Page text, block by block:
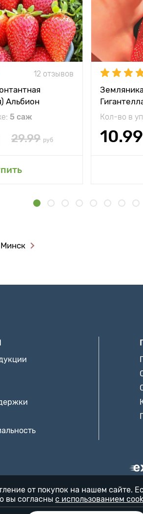
12 отзывов
Альбион
5 саж
29.99 руб
Кол-во в
10.99
от покупок на нашем сайте.
вы согласны с использованием